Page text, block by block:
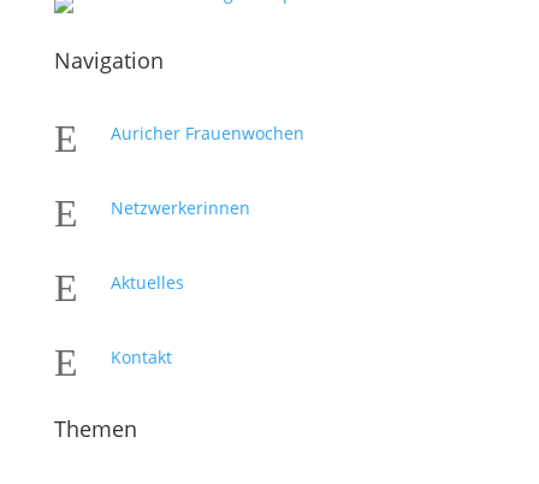
Navigation
E Auricher Frauenwochen
E Netzwerkerinnen
E Aktuelles
E Kontakt
Themen